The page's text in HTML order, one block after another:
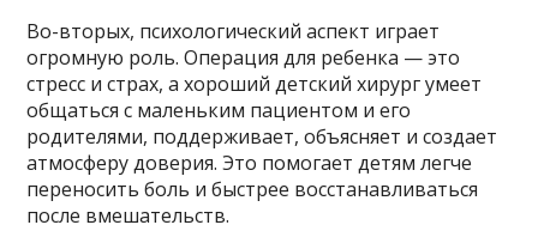
Во-вторых, психологический аспект играет
огромную роль. Операция для ребенка — это
стресс и страх, а хороший детский хирург умеет
общаться с маленьким пациентом и его
родителями, поддерживает, объясняет и создает
атмосферу доверия. Это помогает детям легче
переносить боль и быстрее восстанавливаться
после вмешательств.